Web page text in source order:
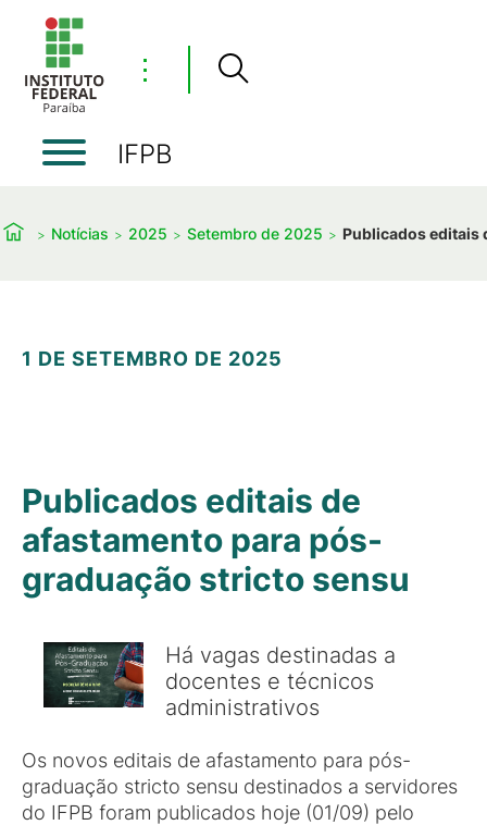
⋮
IFPB
Notícias 2025 Setembro de 2025 Publicados editais
1 DE SETEMBRO DE 2025
Publicados editais de
afastamento para pós-
graduação stricto sensu
Há vagas destinadas a
docentes e técnicos
administrativos
Os novos editais de afastamento para pós-
graduação stricto sensu destinados a servidores
do IFPB foram publicados hoje (01/09) pelo